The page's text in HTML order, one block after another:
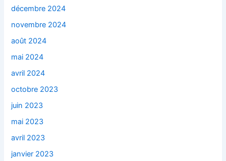
décembre 2024
novembre 2024
août 2024
mai 2024
avril 2024
octobre 2023
juin 2023
mai 2023
avril 2023
janvier 2023